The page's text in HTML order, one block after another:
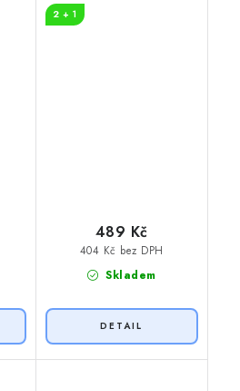
2 + 1
Skladem
404 Kč bez DPH
489 Kč